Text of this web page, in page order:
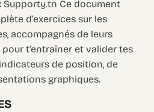
Supporty.tn Ce document
d’exercices sur les
accompagnés de leurs
t’entraîner et valider tes
de position, de
graphiques.